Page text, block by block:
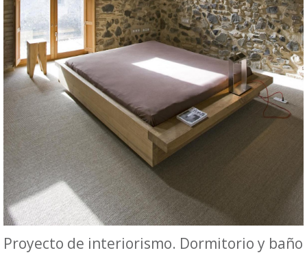
Proyecto de interiorismo. Dormitorio y baño